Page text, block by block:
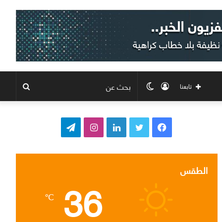
الوضع
المظلم
تسجيل
الدخول
تابعنا
ف
ب
و
ق
ت
ر
الطقس 36
℃